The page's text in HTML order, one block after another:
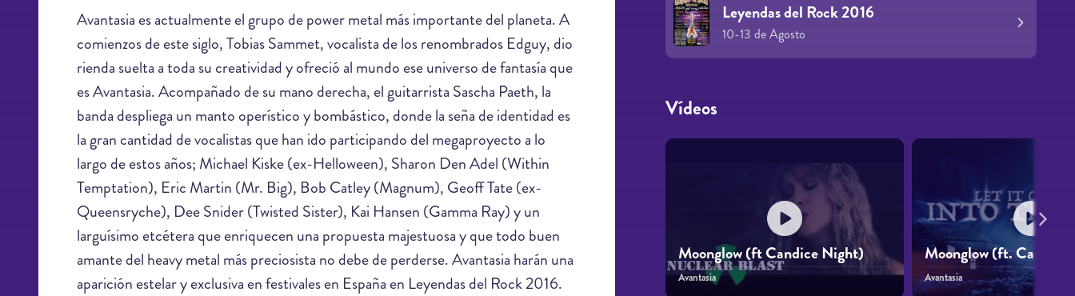
Avantasia es actualmente el grupo de power metal más importante del planeta. A
comienzos de este siglo, Tobias Sammet, vocalista de los renombrados Edguy, dio
rienda suelta a toda su creatividad y ofreció al mundo ese universo de fantasía que
es Avantasia. Acompañado de su mano derecha, el guitarrista Sascha Paeth, la
banda despliega un manto operístico y bombástico, donde la seña de identidad es
la gran cantidad de vocalistas que han ido participando del megaproyecto a lo
largo de estos años; Michael Kiske (ex-Helloween), Sharon Den Adel (Within
Temptation), Eric Martin (Mr. Big), Bob Catley (Magnum), Geoff Tate (ex-
Queensryche), Dee Snider (Twisted Sister), Kai Hansen (Gamma Ray) y un
larguísimo etcétera que enriquecen una propuesta majestuosa y que todo buen
amante del heavy metal más preciosista no debe de perderse. Avantasia harán una
aparición estelar y exclusiva en festivales en España en Leyendas del Rock 2016.
10-13 de Agosto
Leyendas del Rock 2016
Vídeos
Moonglow (ft Candice Night)
Avantasia
Moonglow (ft.
Avantasia